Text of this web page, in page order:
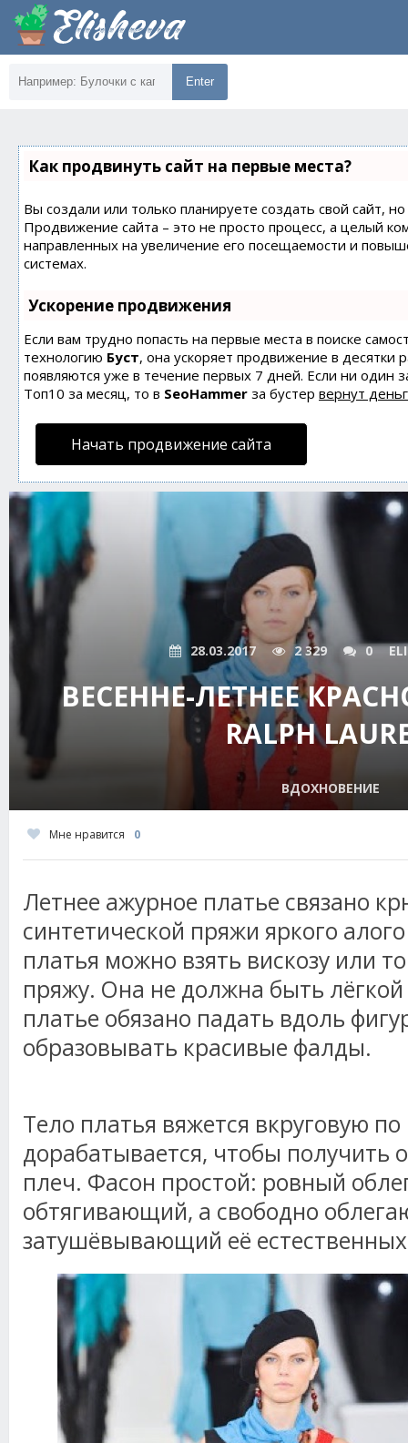
Enter
Как продвинуть сайт на первые места?
Вы создали или только планируете создать свой сайт,
Продвижение сайта – это не просто процесс, а целый
направленных на увеличение его посещаемости и
системах.
Ускорение продвижения
Если вам трудно попасть на первые места в поиске
технологию Буст, она ускоряет продвижение в десятки
появляются уже в течение первых 7 дней. Если ни один
Топ10 за месяц, то в SeoHammer за бустер вернут
Начать продвижение сайта
28.03.2017 2 329 0
ВЕСЕННЕ-ЛЕТНЕЕ
RALPH
ВДОХНОВЕНИЕ
Мне нравится 0
Летнее ажурное платье связано
синтетической пряжи яркого
платья можно взять вискозу или
пряжу. Она не должна быть
платье обязано падать вдоль
образовывать красивые фалды.
Тело платья вяжется вкруговую
дорабатывается, чтобы получить
плеч. Фасон простой: ровный
обтягивающий, а свободно
затушёвывающий её